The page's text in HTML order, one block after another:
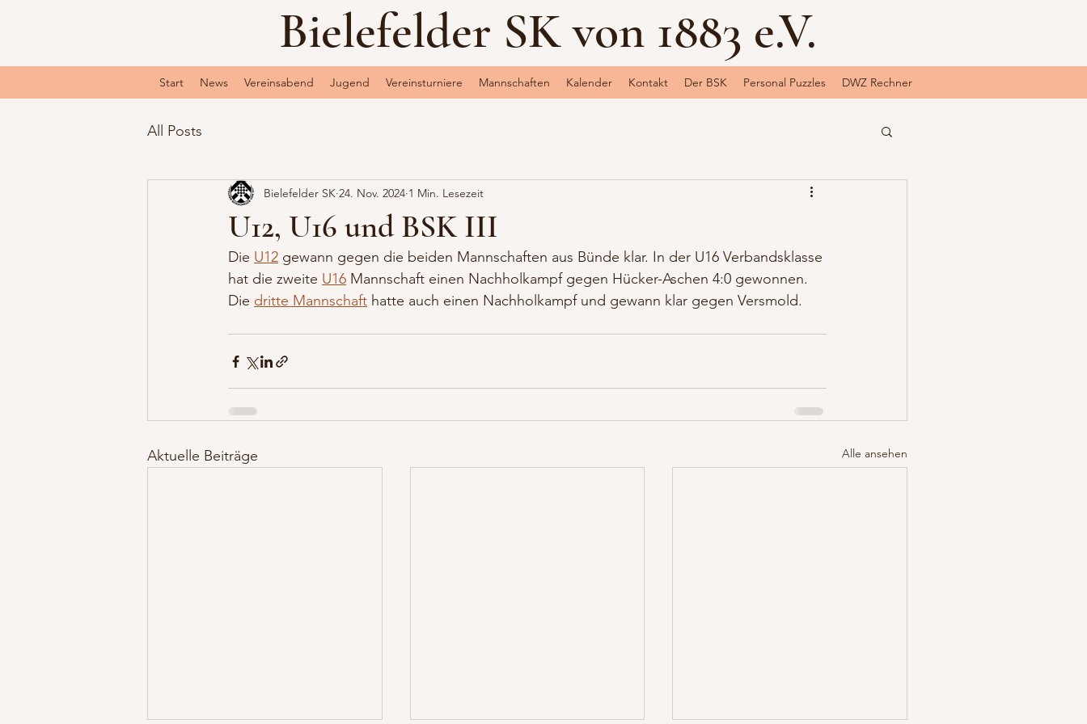
Bielefelder SK von 1883 e.V.
Start News Vereinsabend Jugend Vereinsturniere Mannschaften Kalender Kontakt Der BSK Personal Puzzles DWZ Rechner
All Posts
U12, U16 und BSK III
Bielefelder SK 24. Nov. 2024 1 Min. Lesezeit
Die U12 gewann gegen die beiden Mannschaften aus Bünde klar. In der U16 Verbandsklasse
hat die zweite U16 Mannschaft einen Nachholkampf gegen Hücker-Aschen 4:0 gewonnen.
Die dritte Mannschaft hatte auch einen Nachholkampf und gewann klar gegen Versmold.
Aktuelle Beiträge Alle ansehen